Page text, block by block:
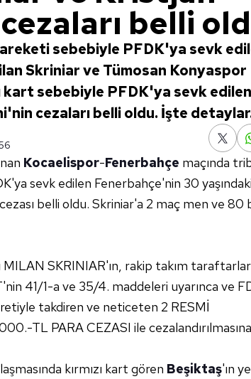
belli
sebebiyle PFDK'ya sevk
Skriniar ve Tümosan Konyaspor
kart sebebiyle PFDK'ya sevk edilen
cezaları belli oldu. İşte
Kocaelispor-Fenerbahçe maçında
sevk edilen Fenerbahçe'nin 30 yaşındaki
cezası belli oldu. Skriniar'a 2 maç men ve 80
SKRINIAR'ın, rakip takım
41/1-a ve 35/4. maddeleri uyarınca ve
takdiren ve neticeten 2 RESMİ
TL PARA CEZASI ile
kırmızı kart gören Beşiktaş'ın